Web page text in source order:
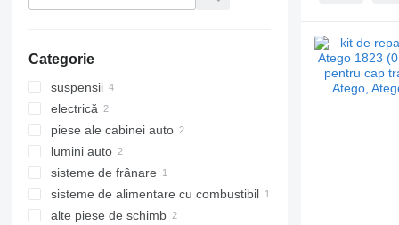
Categorie
suspensii
arcuri lamelare
bare stabilizatoare
suspensii - alte piese de schimb
electrică
panouri cu dispozitive
telecomenzi reglare suspensii
piese ale cabinei auto
pompe de ridicare a cabinei
colț panouri
lumini auto
faruri
sisteme de frânare
etriere frana
sisteme de alimentare cu combustibil
carcasele filtru aer
alte piese de schimb